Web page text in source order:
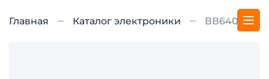
Главная Каталог электроники ВВ640